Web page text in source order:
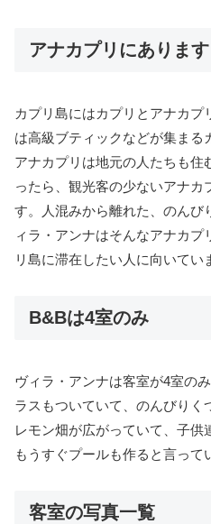
アナカプリにあります
カプリ島にはカプリとアナカプ
は高級ブティックなどが集まる
アナカプリは地元の人たちも住
ったら、観光客の少ないアナカ
す。人混みから離れた、のんび
ィラ・アンナはそんなアナカ
リ島に滞在したい人に向いてい
B&Bは4室のみ
ヴィラ・アンナは客室が4室の
ラスもついていて、のんびりく
レモン畑が広がっていて、子供
もうすぐプールも作ると言って
客室の写真一覧